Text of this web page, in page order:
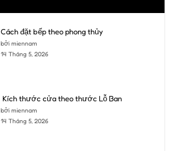
Cách đặt bếp theo phong thủy
bởi miennam
14 Tháng 5, 2026
Kích thước cửa theo thước Lỗ Ban
bởi miennam
14 Tháng 5, 2026